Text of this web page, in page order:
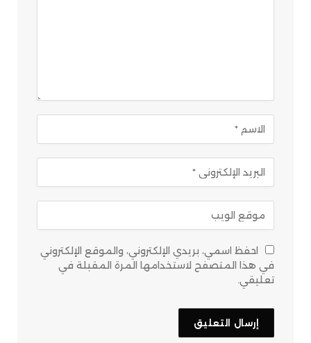
احفظ اسمي، بريدي الإلكتروني، والموقع الإلكتروني
في هذا المتصفح لاستخدامها المرة المقبلة في
تعليقي.